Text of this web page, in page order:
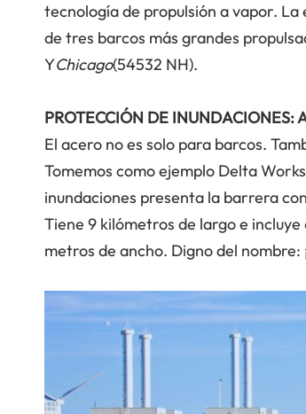
tecnología de propulsión a vapor. La
de tres barcos más grandes
YChicago(54532 NH).
PROTECCIÓN DE INUNDACIONES:
El acero no es solo para barcos.
Tomemos como ejemplo Delta
inundaciones presenta la barrera
Tiene 9 kilómetros de largo e
metros de ancho. Digno del nombre: